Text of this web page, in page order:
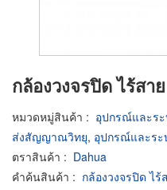
กล้องวงจรปิด ไร้สาย
หมวดหมู่สินค้า : อุปกรณ์และร
ส่งสัญญาณวิทยุ, อุปกรณ์และร
ตราสินค้า : Dahua
คำค้นสินค้า : กล้องวงจรปิด ไร้